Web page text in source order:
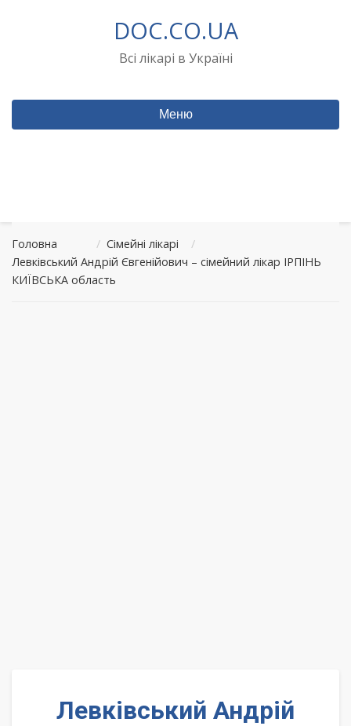
DOC.CO.UA
Всі лікарі в Україні
Меню
Головна / Сімейні лікарі
/
Левківський Андрій Євгенійович – сімейний лікар ІРПІНЬ
КИЇВСЬКА область
Левківський Андрій